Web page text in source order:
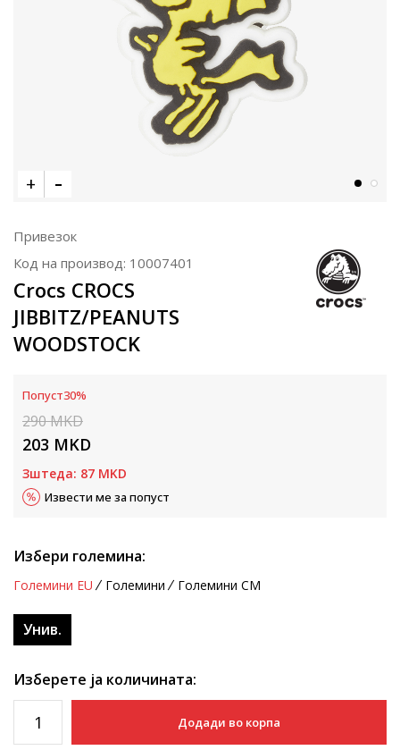
Привезок
Код на производ: 10007401
Crocs CROCS
JIBBITZ/PEANUTS
WOODSTOCK
Попуст30%
290MKD
203 MKD
Зштеда: 87 MKD
Извести ме за попуст
Избери големина:
Големини EU Големини Големини CM
Унив.
Изберете ја количината:
Додади во корпа